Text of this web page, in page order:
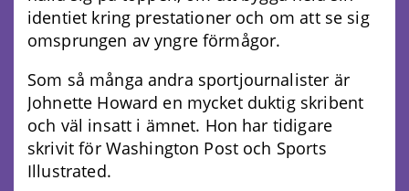
identiet kring prestationer och om att se sig
omsprungen av yngre förmågor.
Som så många andra sportjournalister är
Johnette Howard en mycket duktig skribent
och väl insatt i ämnet. Hon har tidigare
skrivit för Washington Post och Sports
Illustrated.